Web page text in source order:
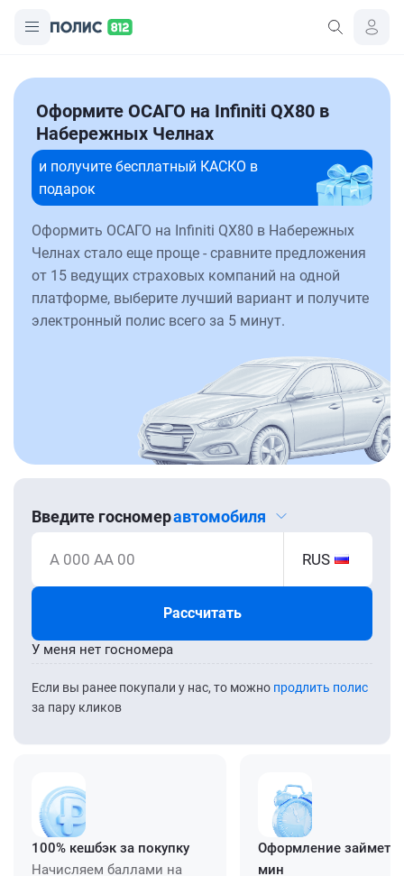
Оформите ОСАГО на Infiniti QX80 в
Набережных Челнах
и получите бесплатный КАСКО в
подарок
Оформить ОСАГО на Infiniti QX80 в Набережных
Челнах стало еще проще - сравните предложения
от 15 ведущих страховых компаний на одной
платформе, выберите лучший вариант и получите
электронный полис всего за 5 минут.
Введите госномеравтомобиля
А 000 АА 00 RUS
Рассчитать
Если вы ранее покупали у нас, то можно продлить полис
за пару кликов
У меня нет госномера
100% кешбэк за покупку
Начисляем баллами на
Оформление займет
мин